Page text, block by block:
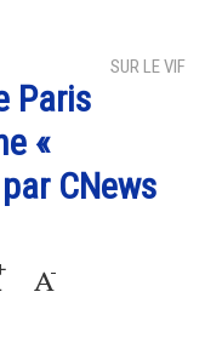
SUR LE VIF
Paris
«
CNews